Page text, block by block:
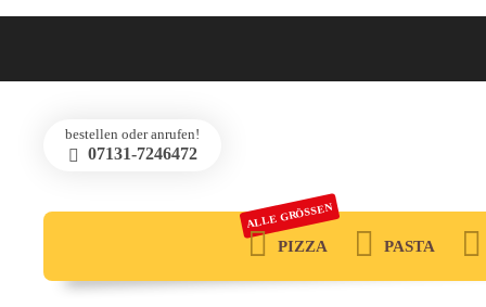
bestellen oder anrufen!
07131-7246472
PIZZA
ALLE GRÖSSEN
PASTA